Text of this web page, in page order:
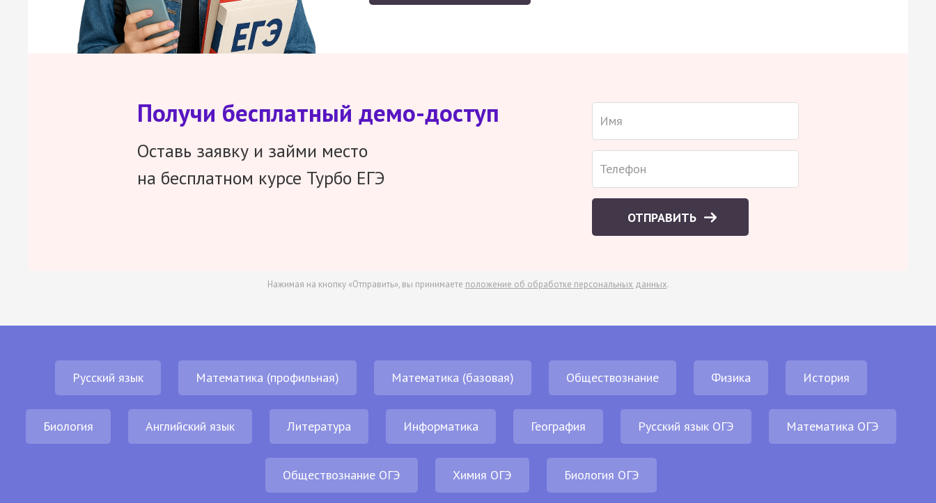
Получи бесплатный демо-доступ
Оставь заявку и займи место
на бесплатном курсе Турбо ЕГЭ
ОТПРАВИТЬ
Нажимая на кнопку «Отправить», вы принимаете положение об обработке персональных данных.
Русский язык Математика (профильная) Математика (базовая) Обществознание Физика История
Биология Английский язык Литература Информатика География Русский язык ОГЭ Математика ОГЭ
Обществознание ОГЭ Химия ОГЭ Биология ОГЭ